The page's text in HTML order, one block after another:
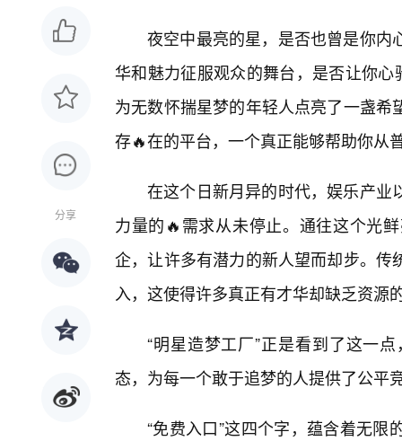
分享
夜空中最亮的星，是否也曾是你内
华和魅力征服观众的舞台，是否让你
为无数怀揣星梦的年轻人点亮了一盏
存🔥在的平台，一个真正能够帮助你从
在这个日新月异的时代，娱乐产业
力量的🔥需求从未停止。通往这个光
企，让许多有潜力的新人望而却步。
入，这使得许多真正有才华却缺乏资源
“明星造梦工厂”正是看到了这一
态，为每一个敢于追梦的人提供了公平
“免费入口”这四个字，蕴含着无